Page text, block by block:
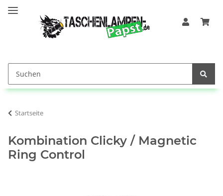
Startseite
Kombination Clicky / Magnetic
Ring Control